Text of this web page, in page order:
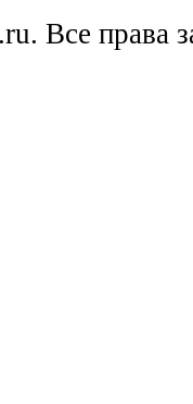
Все права